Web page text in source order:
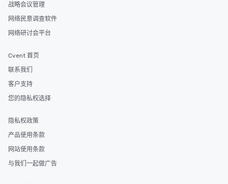
战略会议管理
网络民意调查软件
网络研讨会平台
Cvent 首页
联系我们
客户支持
您的隐私权选择
隐私权政策
产品使用条款
网站使用条款
与我们一起做广告